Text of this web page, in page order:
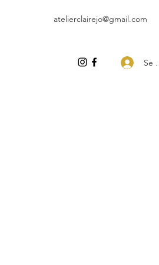
atelierclairejo@gmail.com
Se